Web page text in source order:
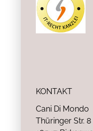
KONTAKT
Cani Di Mondo
Thüringer Str. 8